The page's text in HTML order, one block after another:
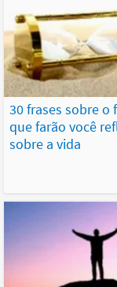
30 frases sobre o
que farão você
sobre a vida